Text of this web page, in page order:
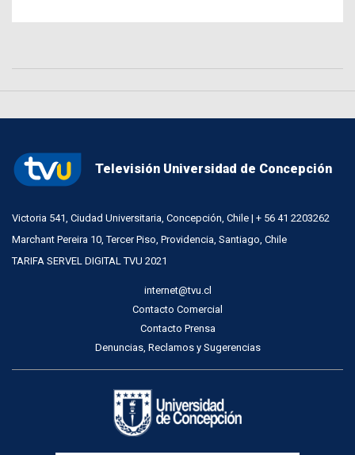
Televisión Universidad de Concepción
Victoria 541, Ciudad Universitaria, Concepción, Chile | + 56 41 2203262
Marchant Pereira 10, Tercer Piso, Providencia, Santiago, Chile
TARIFA SERVEL DIGITAL TVU 2021
internet@tvu.cl
Contacto Comercial
Contacto Prensa
Denuncias, Reclamos y Sugerencias